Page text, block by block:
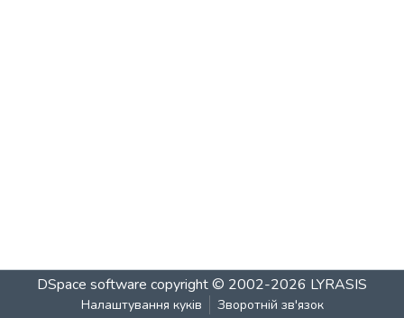
DSpace software copyright © 2002-2026 LYRASIS
Налаштування куків Зворотній зв'язок